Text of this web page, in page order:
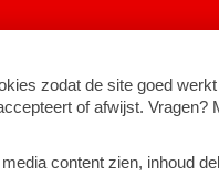
2026BNNVARA